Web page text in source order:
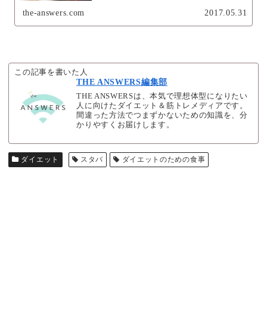
the-answers.com 2017.05.31
この記事を書いた人
THE ANSWERS編集部
THE ANSWERSは、本気で理想体型になりたい
人に向けたダイエット＆筋トレメディアです。
間違った方法でつまずかないための知識を、分
かりやすくお届けします。
ダイエット スタバ ダイエットのための食事